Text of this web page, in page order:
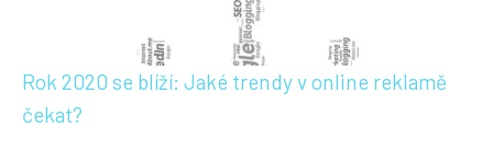
Rok 2020 se blíží: Jaké trendy v online reklamě
čekat?